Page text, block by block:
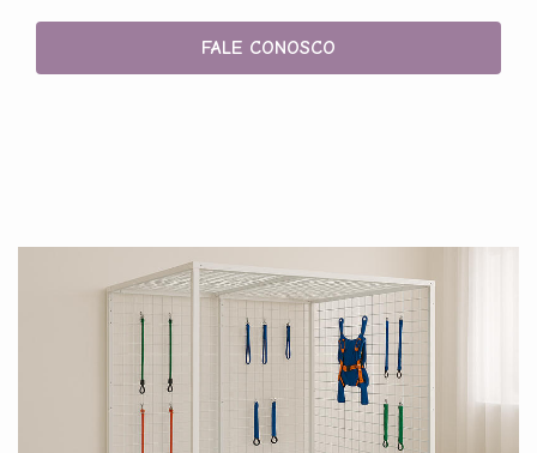
FALE CONOSCO